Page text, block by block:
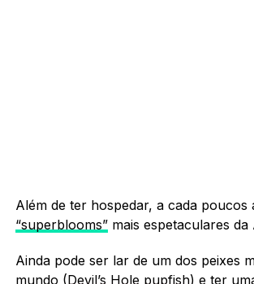
Além de ter hospedar, a cada poucos
“superblooms”mais espetaculares da
Ainda pode ser lar de um dos peixes
mundo (Devil’s Hole pupfish) e ter